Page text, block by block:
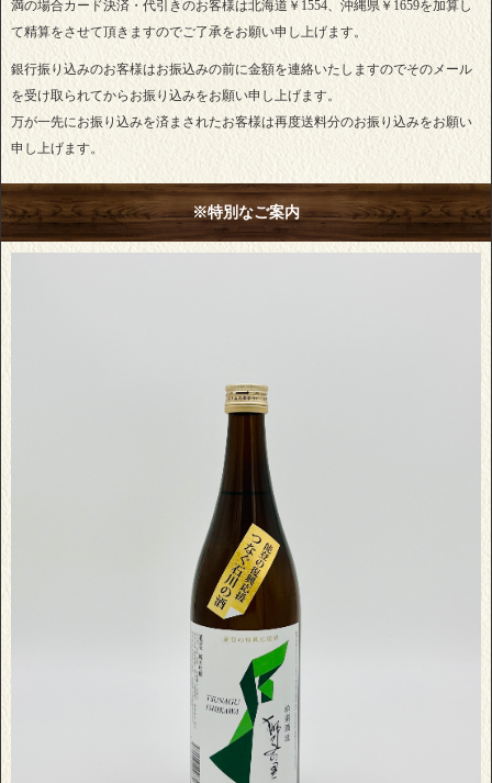
満の場合カード決済・代引きのお客様は北海道￥1554、沖縄県￥1659を加算し
て精算をさせて頂きますのでご了承をお願い申し上げます。
銀行振り込みのお客様はお振込みの前に金額を連絡いたしますのでそのメール
を受け取られてからお振り込みをお願い申し上げます。
万が一先にお振り込みを済まされたお客様は再度送料分のお振り込みをお願い
申し上げます。
※特別なご案内